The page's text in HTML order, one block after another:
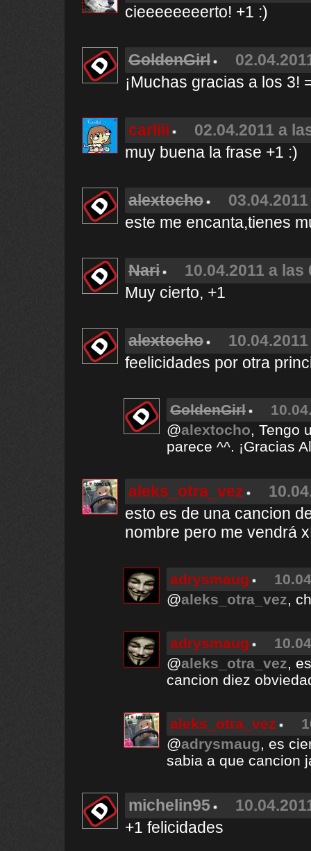
cieeeeeeeerto! +1 :)
GoldenGirl
¡Muchas gracias a los 3!
carliii
02.04.2011 a
muy buena la frase +1 :)
alextocho
este me encanta,tienes
Nari
10.04.2011 a las
Muy cierto, +1
alextocho
feelicidades por otra
GoldenGirl
@alextocho, Tengo
parece ^^. ¡Gracias
aleks_otra_vez
esto es de una cancion
nombre pero me vendrá
adrysmaug
@aleks_otra_vez,
adrysmaug
@aleks_otra_vez,
cancion diez
aleks_otra_vez
@adrysmaug, es
sabia a que cancion
michelin95
+1 felicidades